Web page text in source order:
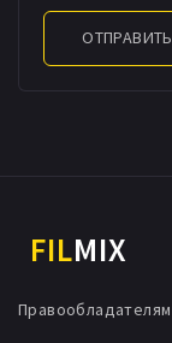
ОТПРАВИТЬ
FILMIX
Правообладателям